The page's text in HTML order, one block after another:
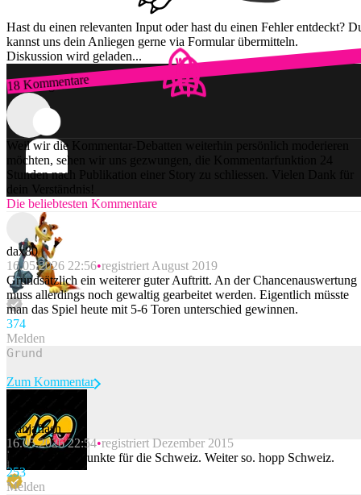
Hast du einen relevanten Input oder hast du einen Fehler entdeckt?
kannst uns dein Anliegen gerne via Formular übermitteln.
Diskussion wird geladen...
18 Kommentare
Zum Login
Weil wir die Kommentar-Debatten weiterhin persönlich moderieren
möchten, sehen wir uns gezwungen, die Kommentarfunktion 24
Stunden nach Publikation einer Story zu schliessen. Vielen Dank für
dein Verständnis!
Die beliebtesten Kommentare
dax80
16.05.2026 22:56 registriert August 2019
Grundsätzlich ein weiterer guter Auftritt. An der Chancenauswertung
muss allerdings noch gewaltig gearbeitet werden. Eigentlich müsste
man das Spiel heute mit 5-6 Toren unterschied gewinnen.
374
Melden
Beitrag melden
Zum Kommentar
Ganjaflash
16.05.2026 22:54 registriert Dezember 2015
Und wieder 3 Punkte für die Schweiz. Weiter so. hopp Schweiz.
253
Melden